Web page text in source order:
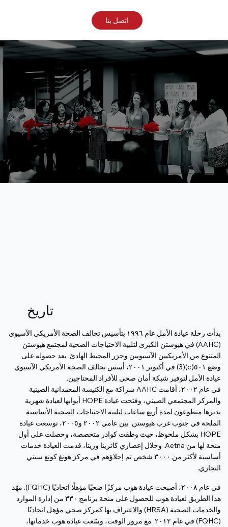
اتصل بنا
تاريخ
تاريخ
بدأت رحلة عيادة الأمل عام ١٩٩٦ بتأسيس تحالف الصحة الأمريكي الآسيوي
(AAHC) في هيوستن الكبرى لتلبية الاحتياجات الصحية لمجتمع هيوستن
المتنوع من الأمريكيين الآسيويين وجزر المحيط الهادئ. بعد حصوله على
وضع ٥٠١(c)(3) في أكتوبر ٢٠٠١، أسس تحالف الصحة الأمريكي الآسيوي
عيادة الأمل لتوفير شبكة أمان صحي للأفراد المحتاجين.
في عام ٢٠٠٢، أقامت AAHC شراكة مع الكنيسة المعمدانية الصينية
والمركز المجتمعي الصيني، وفتحت عيادة HOPE أبوابها لعيادة شهرية
يديرها متطوعون لمدة أربع ساعات لتلبية الاحتياجات الصحية الأساسية
الملحة في جنوب غرب هيوستن. بين عامي ٢٠٠٢ و٢٠٠٥، توسعت عيادة
HOPE بشكل ملحوظ، حيث وظفت كوادر متخصصة، وحصلت على أول
منحة لها من Aetna. وخلال إعصاري كاترينا وريتا، قدمت العيادة خدمات
أساسية لأكثر من ٣٠٠٠ شخص تم إجلاؤهم في مركز هونغ كونغ سيتي
التجاري.
في عام ٢٠٠٨، أصبحت عيادة هوب مركزًا صحيًا مؤهلًا اتحاديًا (FQHC). مهّد
هذا الطريق لعيادة هوب للحصول على منحة برنامج ٣٣٠ من إدارة الموارد
والخدمات الصحية (HRSA) والاعتراف بها كمركز صحي مؤهل اتحاديًا
(FQHC) في عام ٢٠١٢. مع مرور الوقت، وسّعت عيادة هوب خدماتها،